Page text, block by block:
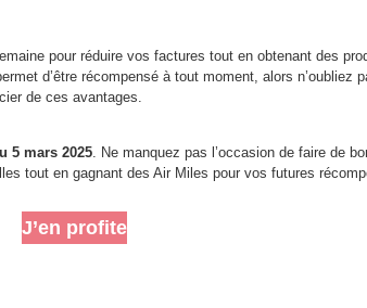
pour réduire vos factures tout en obtenant des
d’être récompensé à tout moment, alors n’oubliez
de ces avantages.
5 mars 2025. Ne manquez pas l’occasion de faire de
tout en gagnant des Air Miles pour vos futures
J’en profite